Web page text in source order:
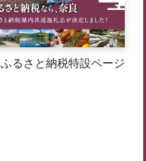
ふるさと納税特設ページ